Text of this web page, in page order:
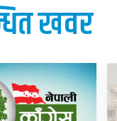
खवर